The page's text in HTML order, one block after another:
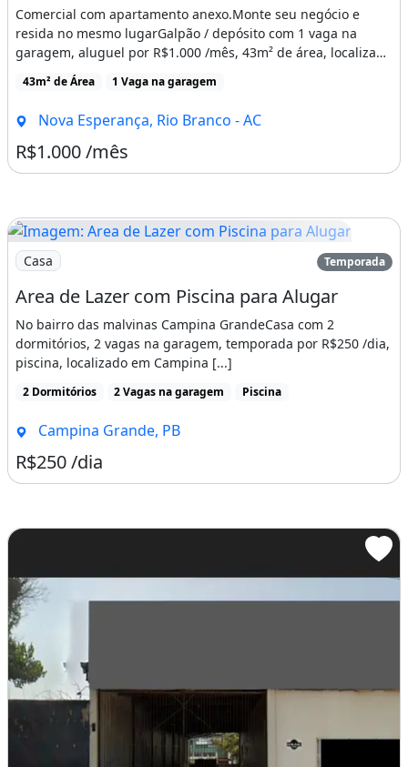
Comercial com apartamento anexo.Monte seu negócio e
resida no mesmo lugarGalpão / depósito com 1 vaga na
garagem, aluguel por R$1.000 /mês, 43m² de área, localizado
43m² de Área 1 Vaga na garagem
Nova Esperança, Rio Branco - AC
R$1.000 /mês
Imagem: Area de Lazer com Piscina para Alugar
Casa Temporada
Area de Lazer com Piscina para Alugar
No bairro das malvinas Campina GrandeCasa com 2
dormitórios, 2 vagas na garagem, temporada por R$250 /dia,
piscina, localizado em Campina [...]
2 Dormitórios 2 Vagas na garagem Piscina
Campina Grande, PB
R$250 /dia